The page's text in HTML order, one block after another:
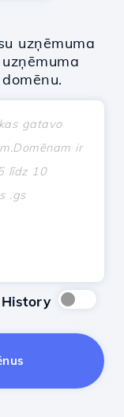
uzņēmuma
History